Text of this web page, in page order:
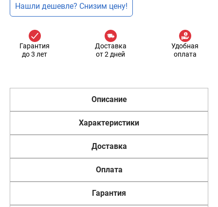
Нашли дешевле? Снизим цену!
Гарантия
до 3 лет
Доставка
от 2 дней
Удобная
оплата
Описание
Характеристики
Доставка
Оплата
Гарантия